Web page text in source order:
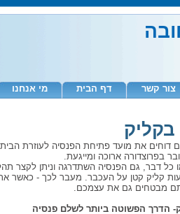
צור קשר דף הבית מי אנחנו
בקליק
דוחים את מועד פתיחת הפנסיה לעוזרת
בפרוצדורה ארוכה ומייגעת.
כל דבר, גם הפנסיה השתדרגה וניתן לקצר
קליק קטן על העכבר. מעבר לכך - כאשר
מבטחים גם את עצמכם.
הדרך הפשוטה ביותר לשלם פנסיה